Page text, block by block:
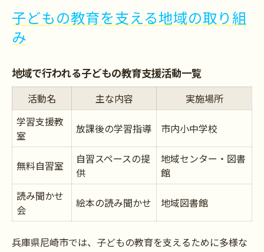
子どもの教育を支える地域の取り組
み
地域で行われる子どもの教育支援活動一覧
活動名 主な内容
実施場所
学習支援教
室
放課後の学習指導 市内小中学校
無料自習室
自習スペースの提
供
地域センター・図書
館
読み聞かせ
会
絵本の読み聞かせ 地域図書館
兵庫県尼崎市では、子どもの教育を支えるために多様な